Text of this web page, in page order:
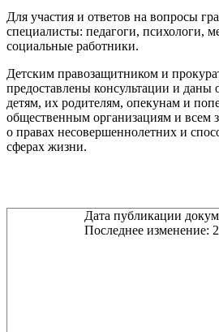
Для участия и ответов на вопросы
специалисты: педагоги, психологи,
социальные работники.
Детским правозащитником и
предоставлены консультации и даны
детям, их родителям, опекунам и
общественным организациям и всем
о правах несовершеннолетних и
сферах жизни.
Дата публикации
Последнее изменение: